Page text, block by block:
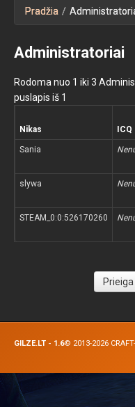
Pradžia /
Administratoriai
Rodoma nuo 1 iki 3
puslapis iš 1
Nikas ICQ
Sania
slywa
STEAM_0:0:526170260
GILZE.LT - 1.6© 2013-2026